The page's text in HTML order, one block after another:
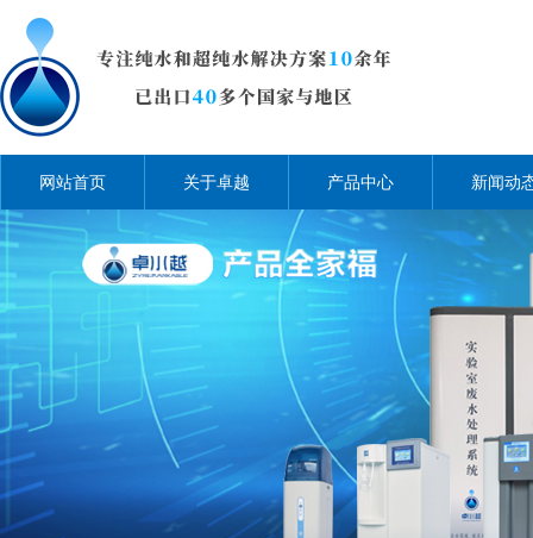
网站首页 关于卓越 产品中心 新闻动